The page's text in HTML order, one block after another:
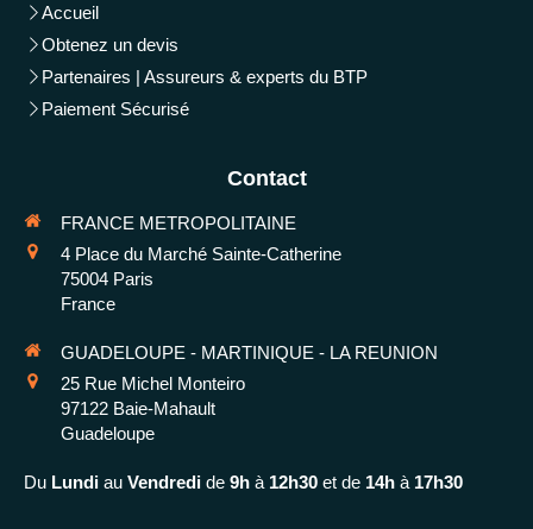
Accueil
Obtenez un devis
Partenaires | Assureurs & experts du BTP
Paiement Sécurisé
Contact
FRANCE METROPOLITAINE
4 Place du Marché Sainte-Catherine
75004 Paris
France
GUADELOUPE - MARTINIQUE - LA REUNION
25 Rue Michel Monteiro
97122 Baie-Mahault
Guadeloupe
Du Lundi au Vendredi de 9h à 12h30 et de 14h à 17h30